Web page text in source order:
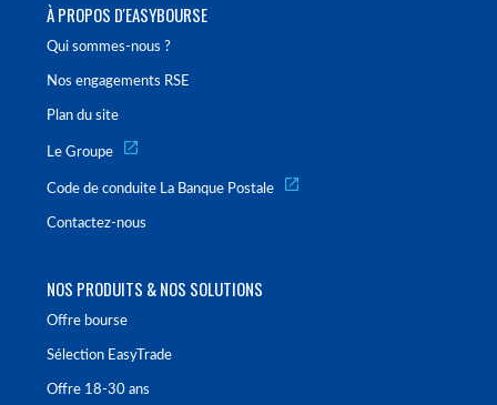
À PROPOS D'EASYBOURSE
Qui sommes-nous ?
Nos engagements RSE
Plan du site
Le Groupe
Code de conduite La Banque Postale
Contactez-nous
NOS PRODUITS & NOS SOLUTIONS
Offre bourse
Sélection EasyTrade
Offre 18-30 ans